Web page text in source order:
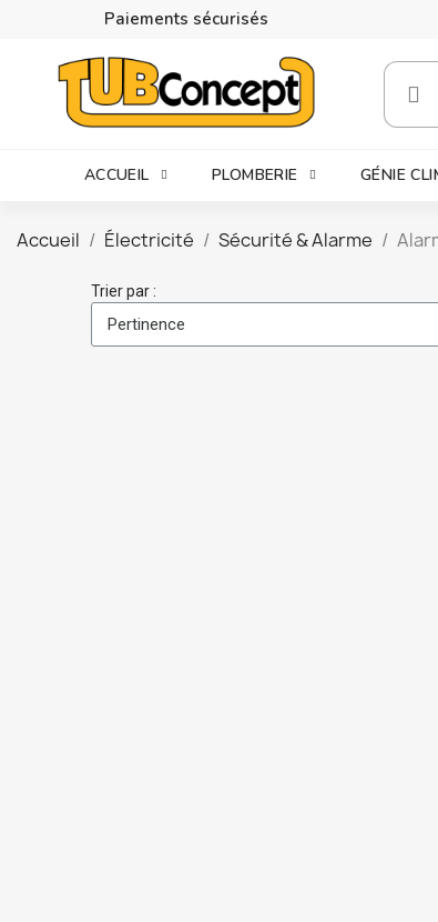
Paiements sécurisés
ACCUEIL PLOMBERIE GÉNIE
Accueil Électricité Sécurité & Alarme
Trier par :